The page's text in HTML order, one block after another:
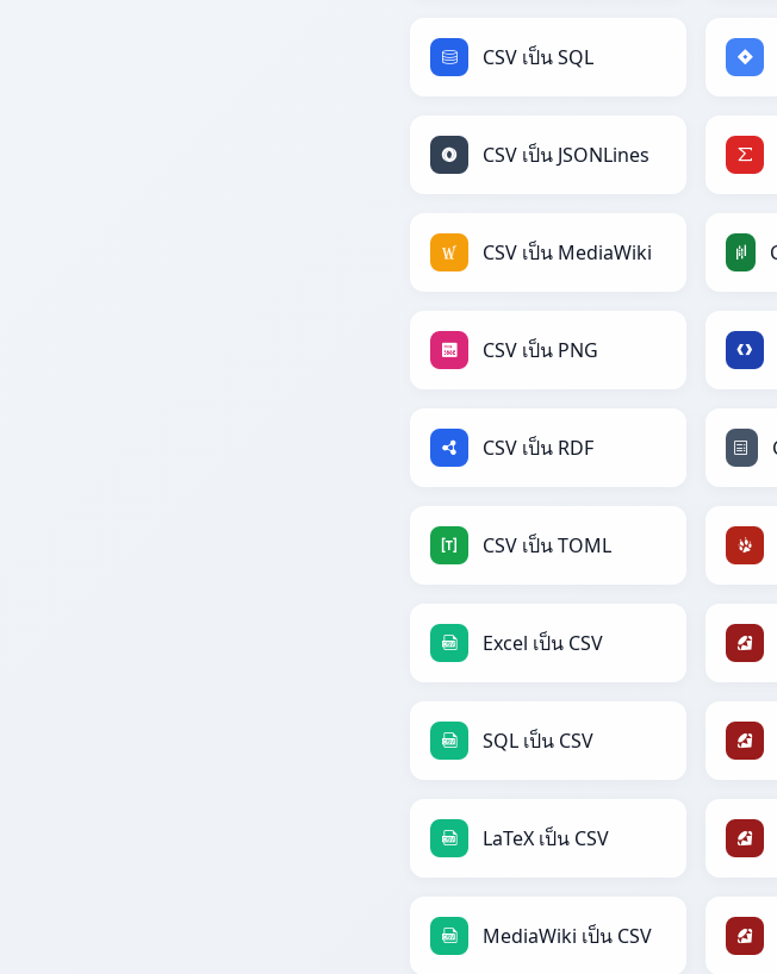
CSV เป็น SQL
CSV เป็น JSONLines
CSV เป็น MediaWiki
CSV เป็น PNG
CSV เป็น RDF
CSV เป็น TOML
Excel เป็น CSV
SQL เป็น CSV
LaTeX เป็น CSV
MediaWiki เป็น CSV